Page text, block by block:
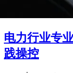
电力行业专
践操控